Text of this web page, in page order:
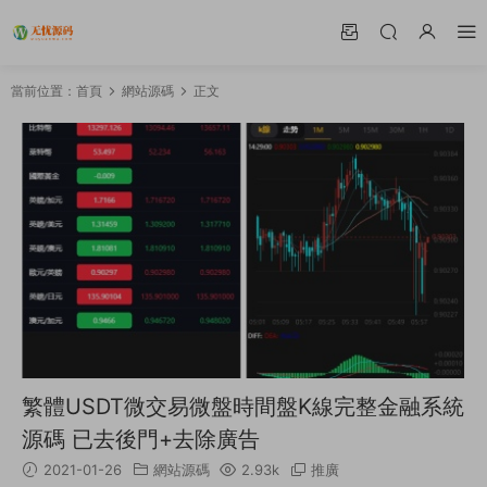
當前位置： 首頁 網站源碼 正文
繁體USDT微交易微盤時間盤K線完整金融系統
源碼 已去後門+去除廣告
2021-01-26 網站源碼 2.93k 推廣